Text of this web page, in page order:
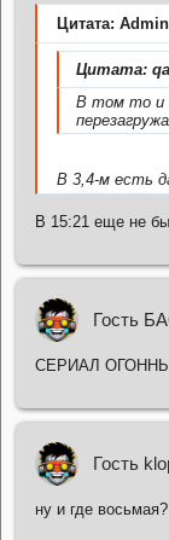
Цитата: Admin
Цитата:
В том то и
В 3,4-м есть
В 15:21 еще не
Гость
СЕРИАЛ
Гость
ну и где